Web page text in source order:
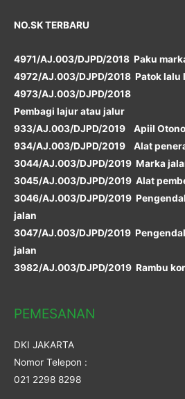
NO.SK TERBARU
4971/AJ.003/DJPD/2018 Paku
4972/AJ.003/DJPD/2018 Patok lalu
4973/AJ.003/DJPD/2018
Pembagi lajur atau jalur
933/AJ.003/DJPD/2019 Apiil
934/AJ.003/DJPD/2019 Alat
3044/AJ.003/DJPD/2019 Marka
3045/AJ.003/DJPD/2019 Alat
3046/AJ.003/DJPD/2019
jalan
3047/AJ.003/DJPD/2019
jalan
3982/AJ.003/DJPD/2019 Rambu
PEMESANAN
DKI JAKARTA
Nomor Telepon :
021 2298 8298